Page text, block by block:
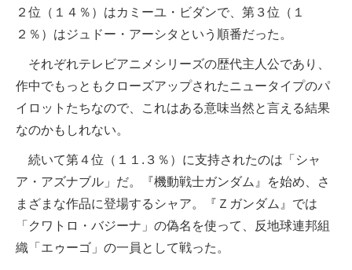
２位（１４％）はカミーユ・ビダンで、第３位（１
２％）はジュドー・アーシタという順番だった。
それぞれテレビアニメシリーズの歴代主人公であり、
作中でもっともクローズアップされたニュータイプのパ
イロットたちなので、これはある意味当然と言える結果
なのかもしれない。
続いて第４位（１１.３％）に支持されたのは「シャ
ア・アズナブル」だ。『機動戦士ガンダム』を始め、さ
まざまな作品に登場するシャア。『Ｚガンダム』では
「クワトロ・バジーナ」の偽名を使って、反地球連邦組
織「エゥーゴ」の一員として戦った。